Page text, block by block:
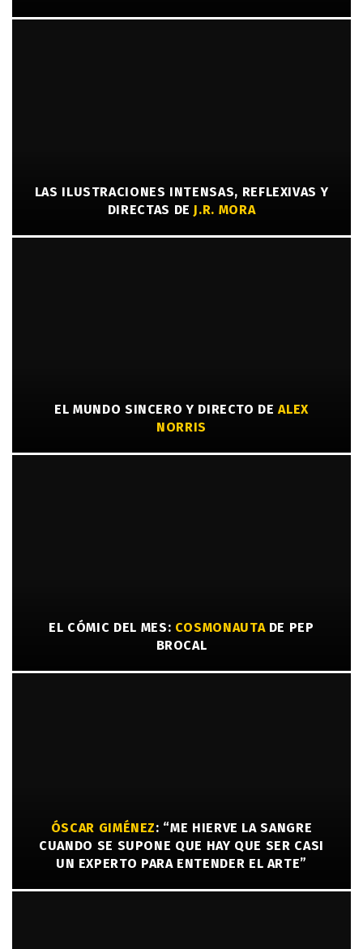
LAS ILUSTRACIONES INTENSAS, REFLEXIVAS Y
DIRECTAS DE J.R. MORA
EL MUNDO SINCERO Y DIRECTO DEALEX
NORRIS
EL CÓMIC DEL MES: COSMONAUTADE PEP
BROCAL
ÓSCAR GIMÉNEZ: “ME HIERVE LA SANGRE
CUANDO SE SUPONE QUE HAY QUE SER CASI
UN EXPERTO PARA ENTENDER EL ARTE”